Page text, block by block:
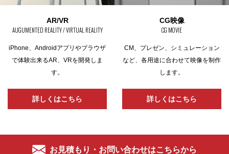
AR/VR
AUGUMENTED REALITY / VIRTUAL REALITY
iPhone、Androidアプリやブラウザ
で体験出来るAR、VRを開発しま
す。
詳しくはこちら
CG映像
CG MOVIE
CM、プレゼン、シミュレーション
など、 各用途に合わせて映像を制作
します。
詳しくはこちら
お見積もり・お問い合わせはこちらから